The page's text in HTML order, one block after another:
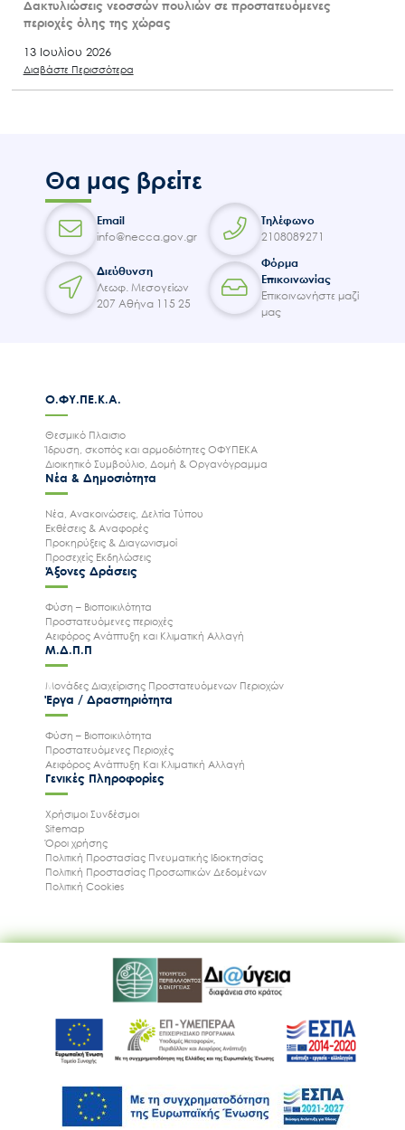
Δακτυλιώσεις νεοσσών πουλιών σε προστατευόμενες
περιοχές όλης της χώρας
13 Ιουλίου 2026
Διαβάστε Περισσότερα
Θα μας βρείτε
Email
info@necca.gov.gr
Τηλέφωνο
2108089271
Διεύθυνση
Λεωφ. Μεσογείων
207 Αθήνα 115 25
Φόρμα
Επικοινωνίας
Επικοινωνήστε μαζί
μας
Ο.ΦΥ.ΠΕ.Κ.Α.
Θεσμικό Πλαισιο
Ίδρυση, σκοπός και αρμοδιότητες ΟΦΥΠΕΚΑ
Διοικητικό Συμβούλιο, Δομή & Οργανόγραμμα
Νέα & Δημοσιότητα
Νέα, Ανακοινώσεις, Δελτία Τύπου
Εκθέσεις & Αναφορές
Προκηρύξεις & Διαγωνισμοί
Προσεχείς Εκδηλώσεις
Άξονες Δράσεις
Φύση – Βιοποικιλότητα
Προστατευόμενες περιοχές
Αειφόρος Ανάπτυξη και Κλιματική Αλλαγή
Μ.Δ.Π.Π
Μονάδες Διαχείρισης Προστατευόμενων Περιοχών
Έργα / Δραστηριότητα
Φύση – Βιοποικιλότητα
Προστατευόμενες Περιοχές
Αειφόρος Ανάπτυξη Και Κλιματική Αλλαγή
Γενικές Πληροφορίες
Χρήσιμοι Συνδέσμοι
Sitemap
Όροι χρήσης
Πολιτική Προστασίας Πνευματικής Ιδιοκτησίας
Πολιτική Προστασίας Προσωπικών Δεδομένων
Πολιτική Cookies